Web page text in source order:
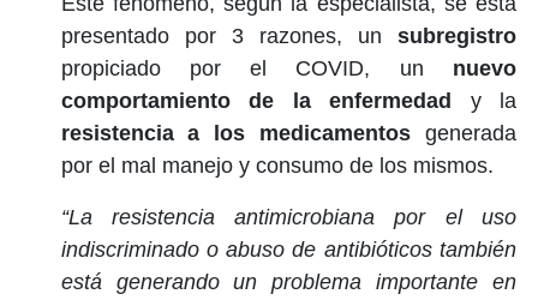
presentado por 3 razones, un subregistro
propiciado por el COVID, un nuevo
comportamiento de la enfermedad y la
resistencia a los medicamentos generada
por el mal manejo y consumo de los mismos.
“La resistencia antimicrobiana por el uso
indiscriminado o abuso de antibióticos también
está generando un problema importante en